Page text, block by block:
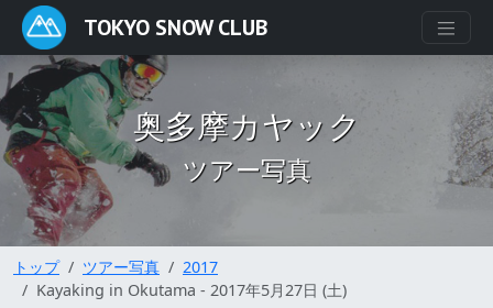
TOKYO SNOW CLUB
奥多摩カヤック
ツアー写真
トップ ツアー写真
2017
Kayaking in Okutama - 2017年5月27日 (土)